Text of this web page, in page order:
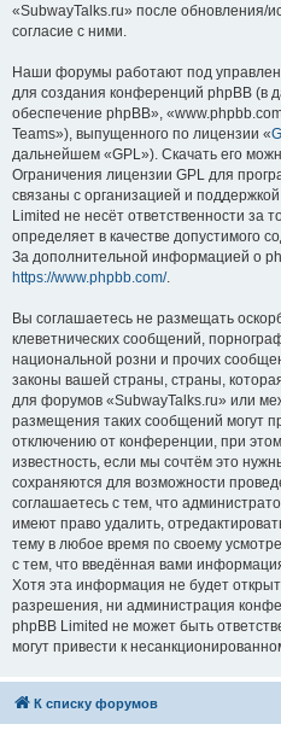
«SubwayTalks.ru» после обновления/
согласие с ними.
Наши форумы работают под
для создания конференций phpBB (в
обеспечение phpBB»,
Teams»), выпущенного по лицензии «
дальнейшем «GPL»). Скачать его
Ограничения лицензии GPL для
связаны с организацией и
Limited не несёт ответственности за
определяет в качестве допустимого
За дополнительной информацией о
https://www.phpbb.com/.
Вы соглашаетесь не размещать
клеветнических сообщений,
национальной розни и прочих
законы вашей страны, страны,
для форумов «SubwayTalks.ru» или
размещения таких сообщений могут
отключению от конференции, при
известность, если мы сочтём это
сохраняются для возможности
соглашаетесь с тем, что
имеют право удалить,
тему в любое время по своему
с тем, что введённая вами
Хотя эта информация не будет
разрешения, ни администрация
phpBB Limited не может быть
могут привести к
К списку форумов